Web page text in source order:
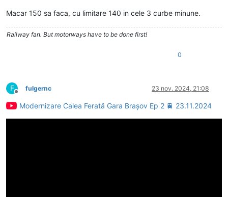
Macar 150 sa faca, cu limitare 140 in cele 3 curbe minune.
Railway fan. But motorways have to be done first!
0
F
Deconectat
fulgernc 23 nov. 2024, 21:08
Modernizare Calea Ferată Gara Brașov Ep 2 🚆 23.11.2024